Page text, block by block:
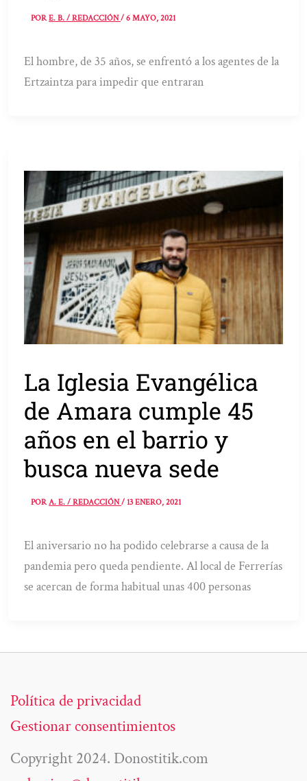
PORE. B. / REDACCIÓN/6 MAYO, 2021
El hombre, de 35 años, se enfrentó a los agentes de la
Ertzaintza para impedir que entraran
La Iglesia Evangélica
de Amara cumple 45
años en el barrio y
busca nueva sede
PORA. E. / REDACCIÓN/13 ENERO, 2021
El aniversario no ha podido celebrarse a causa de la
pandemia pero queda pendiente. Al local de Ferrerías
se acercan de forma habitual unas 400 personas
Política de privacidad
Gestionar consentimientos
Copyright 2024. Donostitik.com